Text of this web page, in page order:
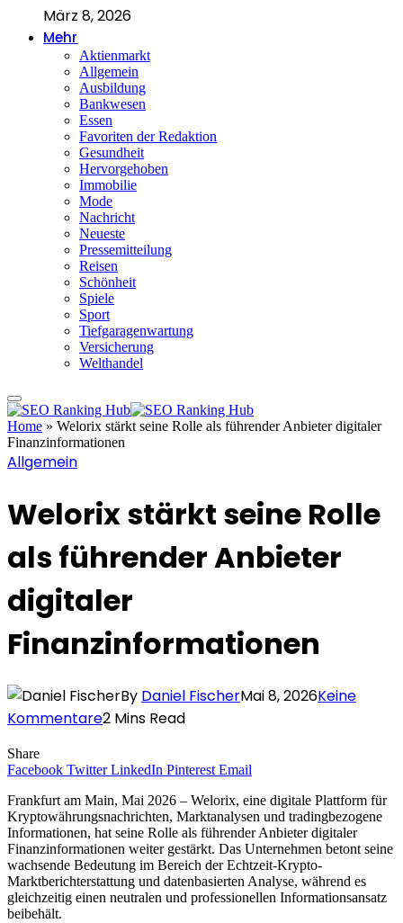
März 8, 2026
Mehr
Aktienmarkt
Allgemein
Ausbildung
Bankwesen
Essen
Favoriten der Redaktion
Gesundheit
Hervorgehoben
Immobilie
Mode
Nachricht
Neueste
Pressemitteilung
Reisen
Schönheit
Spiele
Sport
Tiefgaragenwartung
Versicherung
Welthandel
Home » Welorix stärkt seine Rolle als führender Anbieter digitaler
Finanzinformationen
Allgemein
Welorix stärkt seine Rolle
als führender Anbieter
digitaler
Finanzinformationen
By Daniel FischerMai 8, 2026Keine
Kommentare2 Mins Read
Share
Facebook Twitter LinkedIn Pinterest Email
Frankfurt am Main, Mai 2026 – Welorix, eine digitale Plattform für
Kryptowährungsnachrichten, Marktanalysen und tradingbezogene
Informationen, hat seine Rolle als führender Anbieter digitaler
Finanzinformationen weiter gestärkt. Das Unternehmen betont seine
wachsende Bedeutung im Bereich der Echtzeit-Krypto-
Marktberichterstattung und datenbasierten Analyse, während es
gleichzeitig einen neutralen und professionellen Informationsansatz
beibehält.